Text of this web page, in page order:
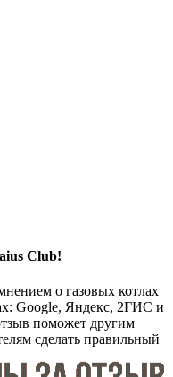
Club!
о газовых котлах
Google, Яндекс, 2ГИС и
поможет другим
сделать правильный